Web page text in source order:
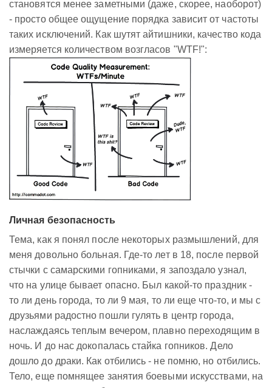
становятся менее заметными (даже, скорее, наоборот)
- просто общее ощущение порядка зависит от частоты
таких исключений. Как шутят айтишники, качество кода
измеряется количеством возгласов "WTF!":
Личная безопасность
Тема, как я понял после некоторых размышлений, для
меня довольно больная. Где-то лет в 18, после первой
стычки с самарскими гопниками, я запоздало узнал,
что на улице бывает опасно. Был какой-то праздник -
то ли день города, то ли 9 мая, то ли еще что-то, и мы с
друзьями радостно пошли гулять в центр города,
наслаждаясь теплым вечером, плавно переходящим в
ночь. И до нас докопалась стайка гопников. Дело
дошло до драки. Как отбились - не помню, но отбились.
Тело, еще помнящее занятия боевыми искусствами, на